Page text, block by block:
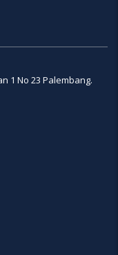
1 No 23 Palembang.